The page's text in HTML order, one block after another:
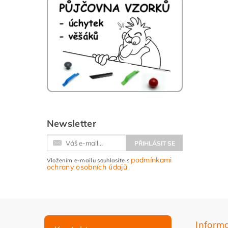
Newsletter
Vložením e-mailu souhlasíte s podmínkami
ochrany osobních údajů